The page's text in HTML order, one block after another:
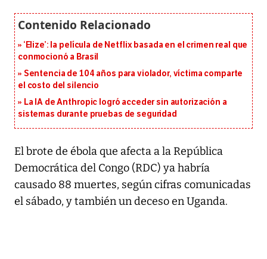
‘Elize’: la película de Netflix basada en el crimen real que
conmocionó a Brasil
Sentencia de 104 años para violador, víctima comparte
el costo del silencio
La IA de Anthropic logró acceder sin autorización a
sistemas durante pruebas de seguridad
El brote de ébola que afecta a la República
Democrática del Congo (RDC) ya habría
causado 88 muertes, según cifras comunicadas
el sábado, y también un deceso en Uganda.